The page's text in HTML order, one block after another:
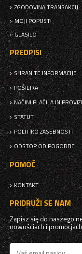
ZGODOVINA TRANSAKCIJ
MOJI POPUSTI
GLASILO
PREDPISI
SHRANITE INFORMACIJE
POŠILJKA
NAČINI PLAČILA IN
STATUT
POLITIKO ZASEBNOSTI
ODSTOP OD POGODBE
POMOČ
KONTAKT
PRIDRUŽI SE NAM
Zapisz się do naszego
nowościach i